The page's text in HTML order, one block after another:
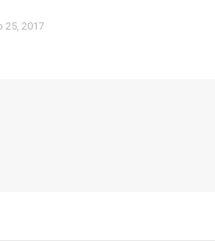
25, 2017